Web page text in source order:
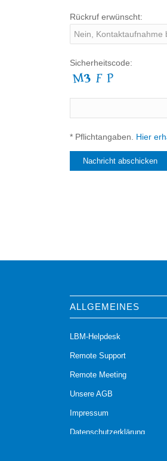
Rückruf erwünscht:
Sicherheitscode:
* Pflichtangaben. Hier
ALLGEMEINES
LBM-Helpdesk
Remote Support
Remote Meeting
Unsere AGB
Impressum
Datenschutzerklärung